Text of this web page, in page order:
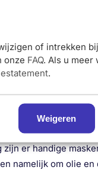
of intrekken
onze FAQ. Als u meer
.
Weigeren
verschillende
worden met
puistjes. Vaak
ideaal voor een
er handige
namelijk om olie